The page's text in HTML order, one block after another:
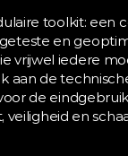
toolkit: een
en
vrijwel iedere
aan de
de
veiligheid en